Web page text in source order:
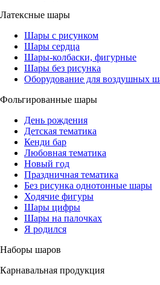
Латексные шары
Шары с рисунком
Шары сердца
Шары-колбаски, фигурные
Шары без рисунка
Оборудование для воздушных
Фольгированные шары
День рождения
Детская тематика
Кенди бар
Любовная тематика
Новый год
Праздничная тематика
Без рисунка однотонные шары
Ходячие фигуры
Шары цифры
Шары на палочках
Я родился
Наборы шаров
Карнавальная продукция